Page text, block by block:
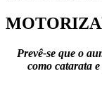
Prevê-se que o
como catarata